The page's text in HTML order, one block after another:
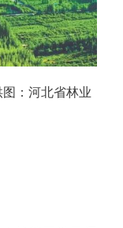
：河北省林业